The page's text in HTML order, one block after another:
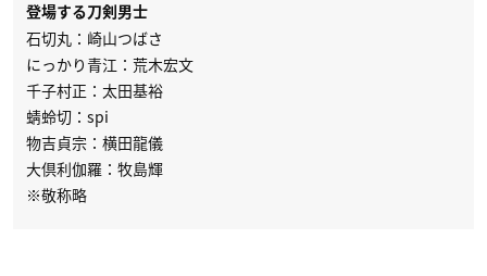
登場する刀剣男士
石切丸：崎山つばさ
にっかり青江：荒木宏文
千子村正：太田基裕
蜻蛉切：spi
物吉貞宗：横田龍儀
大倶利伽羅：牧島輝
※敬称略